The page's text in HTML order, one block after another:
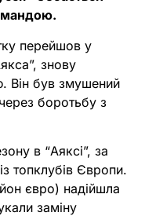
перейшов у
знову
Він був змушений
боротьбу з
в “Аяксі”, за
топклубів Європи.
євро) надійшла
заміну